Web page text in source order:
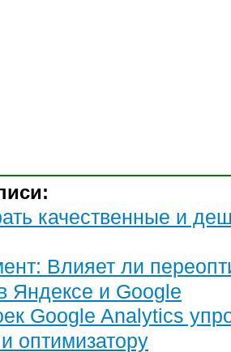
качественные и
Влияет ли
Яндексе и Google
Google Analytics
оптимизатору